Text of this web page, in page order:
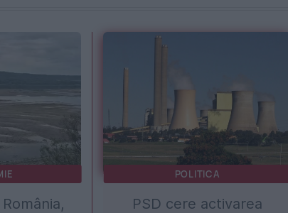
POLITICA
PSD cere activarea